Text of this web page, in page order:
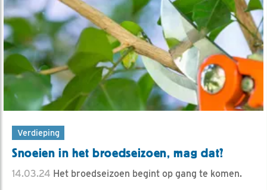
Verdieping
Snoeien in het broedseizoen, mag dat?
14.03.24 Het broedseizoen begint op gang te komen.